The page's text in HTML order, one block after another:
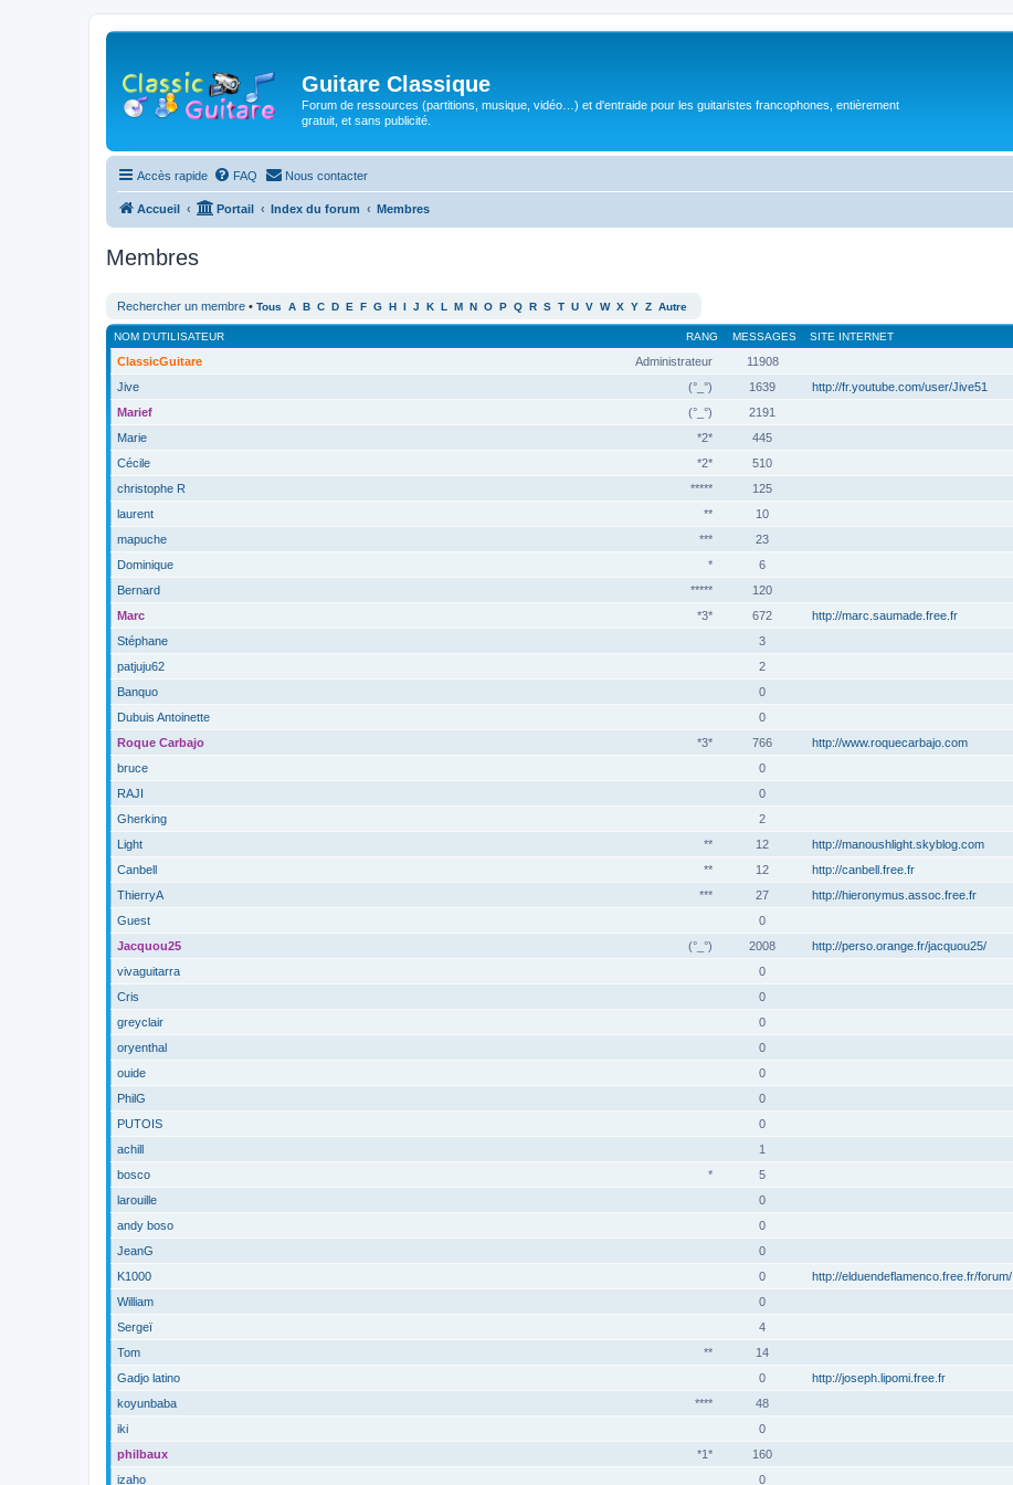
Guitare Classique
Forum de ressources (partitions, musique, vidéo…) et d'entraide pour les guitaristes francophones, entièrement
gratuit, et sans publicité.
Accès rapide FAQ Nous contacter
Accueil Portail Index du forum Membres
Membres
Rechercher un membre • Tous A B C D E F G H I J K L M N O P Q R S T U V W X Y Z Autre
RANG
NOM D’UTILISATEUR MESSAGES SITE INTERNET
Administrateur
ClassicGuitare 11908
(°_°)
Jive 1639 http://fr.youtube.com/user/Jive51
(°_°)
Marief 2191
*2*
Marie 445
*2*
Cécile 510
*****
christophe R 125
**
laurent 10
***
mapuche 23
*
Dominique 6
*****
Bernard 120
*3*
Marc 672 http://marc.saumade.free.fr
Stéphane
3
patjuju62
2
Banquo
0
Dubuis Antoinette
0
*3*
Roque Carbajo 766 http://www.roquecarbajo.com
bruce
0
RAJI
0
Gherking
2
**
Light 12 http://manoushlight.skyblog.com
**
Canbell 12 http://canbell.free.fr
***
ThierryA 27 http://hieronymus.assoc.free.fr
Guest
0
(°_°)
Jacquou25 2008 http://perso.orange.fr/jacquou25/
vivaguitarra
0
Cris
0
greyclair
0
oryenthal
0
ouide
0
PhilG
0
PUTOIS
0
achill
1
*
bosco 5
larouille
0
andy boso
0
JeanG
0
K1000
0 http://elduendeflamenco.free.fr/forum/
William
0
Sergeï
4
**
Tom 14
Gadjo latino
0 http://joseph.lipomi.free.fr
****
koyunbaba 48
iki
0
*1*
philbaux 160
izaho
0